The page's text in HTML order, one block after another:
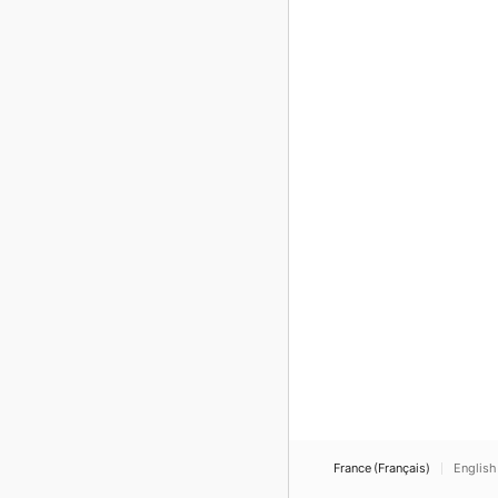
France (Français)